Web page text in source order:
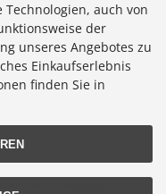
auch von
der
unseres Angebotes zu
Einkaufserlebnis
finden Sie in